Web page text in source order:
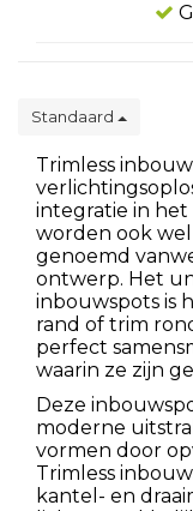
Standaard
Trimless
integratie in
worden ook
genoemd
ontwerp. Het
inbouwspots is
rand of trim
perfect
waarin ze zijn
Deze
moderne
vormen door
Trimless
kantel- en